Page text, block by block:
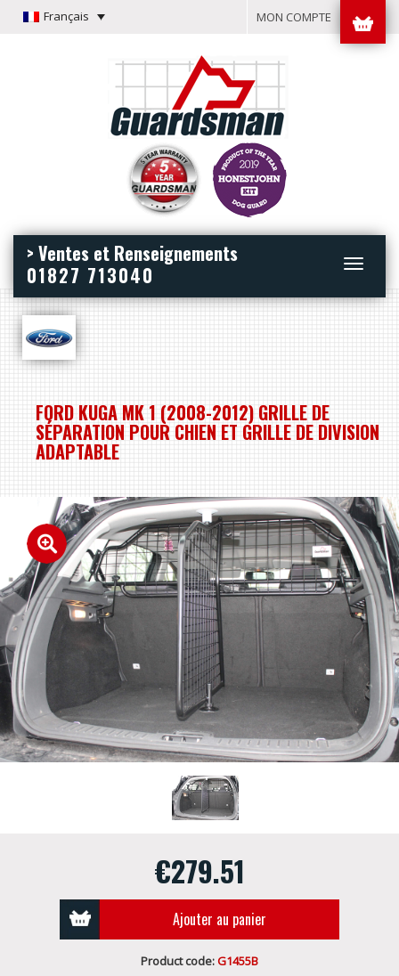
Français MON COMPTE
Toggle
> Ventes et Renseignements
01827 713040
FORD KUGA MK 1 (2008-2012) GRILLE DE
SÉPARATION POUR CHIEN ET GRILLE DE DIVISION
ADAPTABLE
€279.51
Ajouter au panier
Product code:G1455B